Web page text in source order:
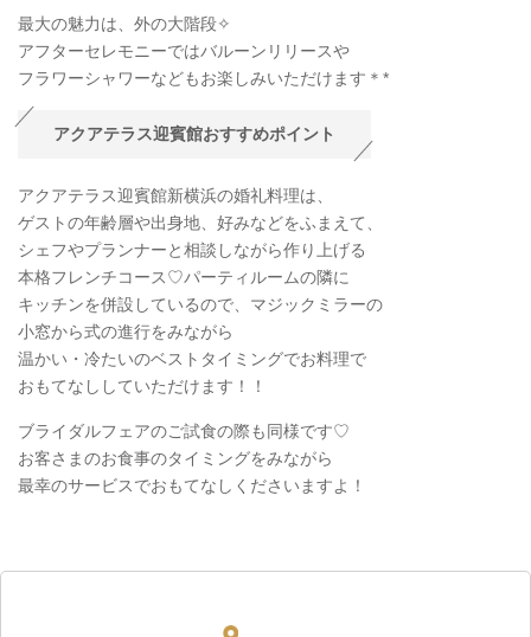
最大の魅力は、外の大階段✧
アフターセレモニーではバルーンリリースや
フラワーシャワーなどもお楽しみいただけます＊*
アクアテラス迎賓館おすすめポイント
アクアテラス迎賓館新横浜の婚礼料理は、
ゲストの年齢層や出身地、好みなどをふまえて、
シェフやプランナーと相談しながら作り上げる
本格フレンチコース♡パーティルームの隣に
キッチンを併設しているので、マジックミラーの
小窓から式の進行をみながら
温かい・冷たいのベストタイミングでお料理で
おもてなししていただけます！！
ブライダルフェアのご試食の際も同様です♡
お客さまのお食事のタイミングをみながら
最幸のサービスでおもてなしくださいますよ！